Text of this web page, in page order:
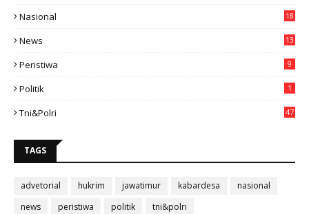
Nasional
18
News
13
Peristiwa 9
Politik 1
Tni&polri 47
TAGS
advetorial hukrim jawatimur kabardesa
nasional
news
peristiwa politik tni&polri